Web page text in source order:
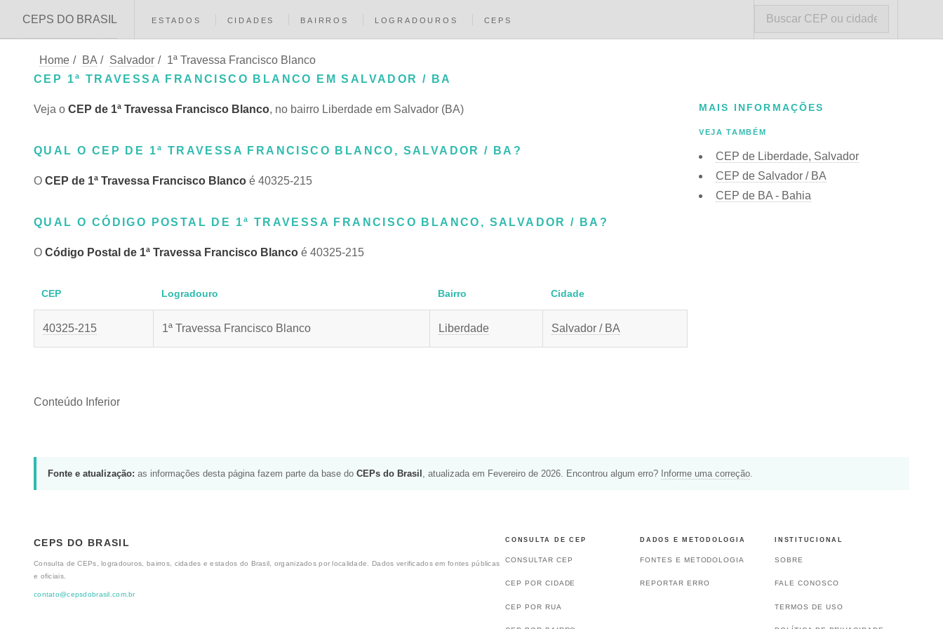
CEPS DO BRASIL ESTADOS CIDADES BAIRROS LOGRADOUROS CEPS
Home / BA / Salvador / 1ª Travessa Francisco Blanco
CEP 1ª TRAVESSA FRANCISCO BLANCO EM SALVADOR / BA
Veja o CEP de 1ª Travessa Francisco Blanco, no bairro Liberdade em Salvador (BA)
QUAL O CEP DE 1ª TRAVESSA FRANCISCO BLANCO, SALVADOR / BA?
O CEP de 1ª Travessa Francisco Blanco é 40325-215
QUAL O CÓDIGO POSTAL DE 1ª TRAVESSA FRANCISCO BLANCO, SALVADOR / BA?
O Código Postal de 1ª Travessa Francisco Blanco é 40325-215
CEP Logradouro Bairro Cidade
40325-215 1ª Travessa Francisco Blanco Liberdade Salvador / BA
Conteúdo Inferior
MAIS INFORMAÇÕES
VEJA TAMBÉM
CEP de Liberdade, Salvador
CEP de Salvador / BA
CEP de BA - Bahia
Fonte e atualização: as informações desta página fazem parte da base do CEPs do Brasil , atualizada em Fevereiro de 2026. Encontrou algum erro? Informe uma correção
CEPS DO BRASIL
Consulta de CEPs, logradouros, bairros, cidades e estados do Brasil, organizados por localidade. Dados verificados em fontes públicas
e oficiais.
contato@cepsdobrasil.com.br
CONSULTA DE CEP
CONSULTAR CEP
CEP POR CIDADE
CEP POR RUA
DADOS E METODOLOGIA
FONTES E METODOLOGIA
REPORTAR ERRO
INSTITUCIONAL
SOBRE
FALE CONOSCO
TERMOS DE USO